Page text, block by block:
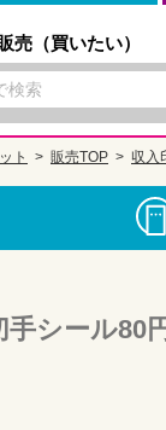
売（買いたい）
ト 販売TOP 収入
手シール